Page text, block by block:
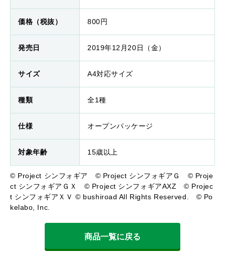
価格（税抜） 800円
発売日 2019年12月20日（金）
サイズ A4対応サイズ
種類 全1種
仕様 オープンパッケージ
対象年齢 15歳以上
© Project シンフォギア © Project シンフォギアＧ © Proje
ct シンフォギアＧＸ © Project シンフォギアAXZ © Projec
t シンフォギアＸＶ © bushiroad All Rights Reserved. © Po
kelabo, Inc.
商品一覧に戻る